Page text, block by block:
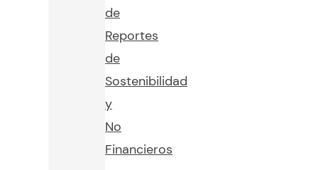
de
Reportes
de
Sostenibilidad
y
No
Financieros